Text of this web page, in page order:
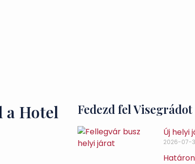
a Hotel
Fedezd fel Visegrádot
Új helyi
2026-07-